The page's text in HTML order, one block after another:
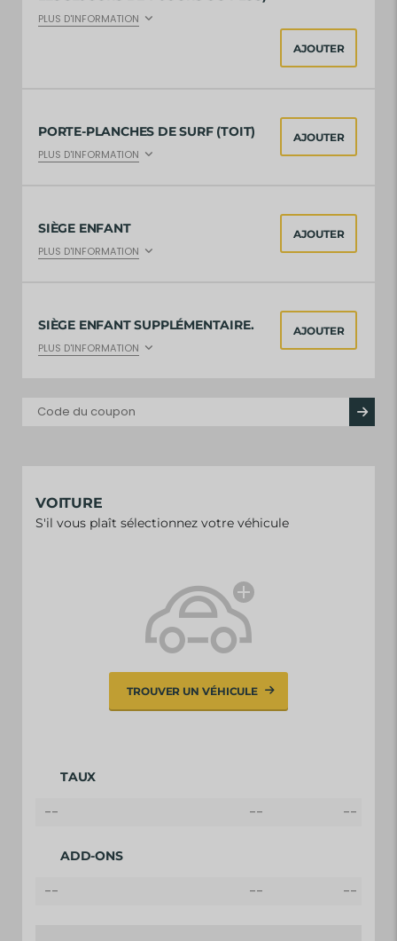
PLUS D'INFORMATION
AJOUTER
PORTE-PLANCHES DE SURF (TOIT)
PLUS D'INFORMATION
AJOUTER
SIÈGE ENFANT
PLUS D'INFORMATION
AJOUTER
SIÈGE ENFANT SUPPLÉMENTAIRE.
PLUS D'INFORMATION
AJOUTER
VOITURE
S'il vous plaît sélectionnez votre véhicule
TROUVER UN VÉHICULE
TAUX
-- -- --
ADD-ONS
-- -- --